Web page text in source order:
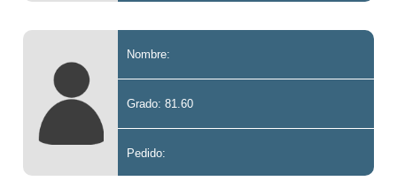
Nombre:
Grado: 81.60
Pedido: